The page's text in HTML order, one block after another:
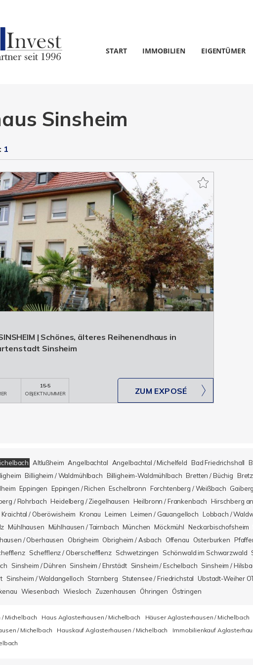
START IMMOBILIEN EIGENTÜMER
Sinsheim
1
| Schönes, älteres Reihenendhaus in
Sinsheim
15-5
OBJEKTNUMMER
ZUM EXPOSÉ
Altlußheim Angelbachtal Angelbachtal / Michelfeld Bad Friedrichshall
Billigheim / Waldmühlbach Billigheim-Waldmühlbach Bretten / Büchig
Eppingen Eppingen / Richen Eschelbronn Forchtenberg / Weißbach Gaiberg
/ Rohrbach Heidelberg / Ziegelhausen Heilbronn / Frankenbach Hirschberg
Kraichtal / Oberöwisheim Kronau Leimen Leimen / Gauangelloch Lobbach /
Mühlhausen Mühlhausen / Tairnbach München Möckmühl Neckarbischofsheim
/ Oberhausen
Obrigheim Obrigheim / Asbach Offenau Osterburken
Schefflenz / Oberschefflenz Schwetzingen Schönwald im Schwarzwald
Sinsheim / Dühren Sinsheim / Ehrstädt Sinsheim / Eschelbach Sinsheim /
Sinsheim / Waldangelloch Starnberg Stutensee / Friedrichstal Ubstadt-Weiher
Wiesenbach Wiesloch Zuzenhausen Öhringen Östringen
Michelbach Haus Aglasterhausen / Michelbach Häuser Aglasterhausen / Michelbach
/ Michelbach
Hauskauf Aglasterhausen / Michelbach Immobilienkauf